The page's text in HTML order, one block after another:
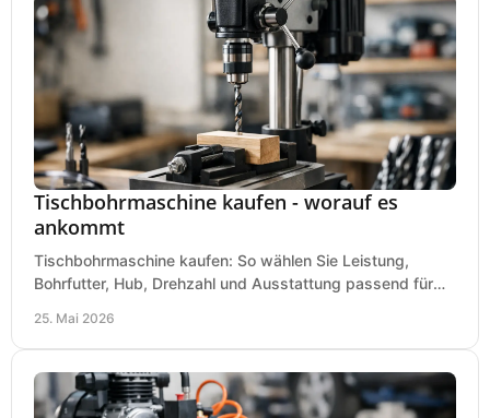
Tischbohrmaschine kaufen - worauf es
ankommt
Tischbohrmaschine kaufen: So wählen Sie Leistung,
Bohrfutter, Hub, Drehzahl und Ausstattung passend für
25. Mai 2026